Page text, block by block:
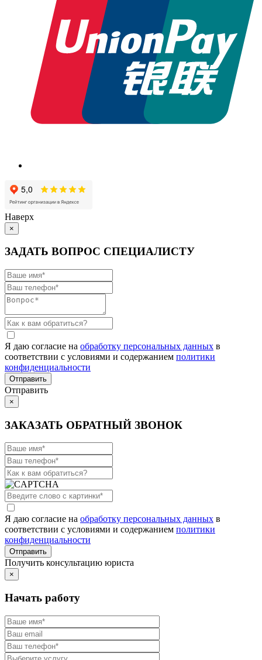
Наверх
×
ЗАДАТЬ ВОПРОС СПЕЦИАЛИСТУ
Я даю согласие на обработку персональных данных в
соответствии с условиями и содержанием политики
конфиденциальности
Отправить
×
ЗАКАЗАТЬ ОБРАТНЫЙ ЗВОНОК
Я даю согласие на обработку персональных данных в
соответствии с условиями и содержанием политики
конфиденциальности
Получить консультацию юриста
×
Начать работу